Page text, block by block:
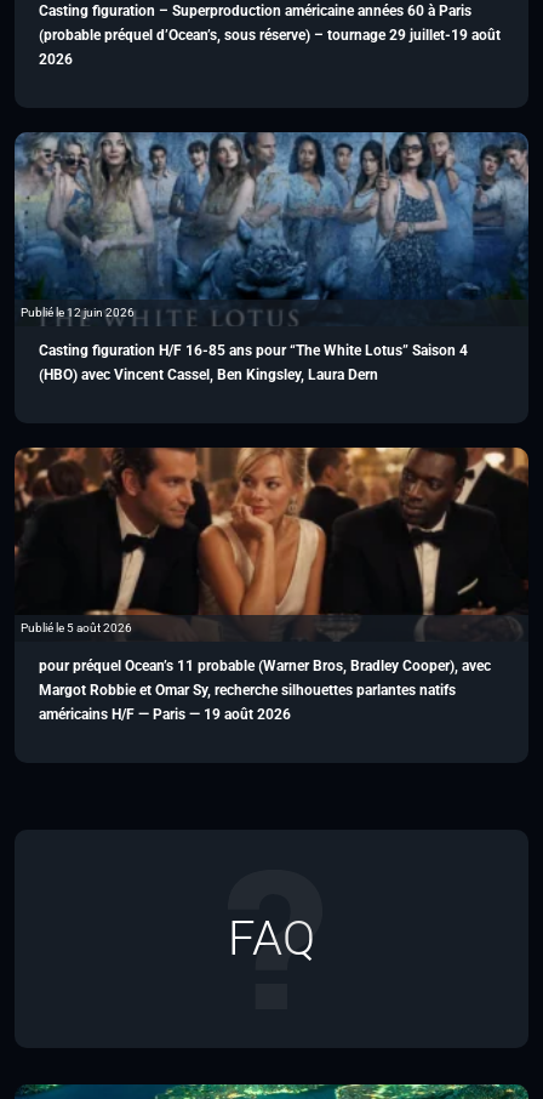
Casting figuration – Superproduction américaine années 60 à Paris
(probable préquel d’Ocean’s, sous réserve) – tournage 29 juillet-19 août
2026
Publié le 12 juin 2026
Casting figuration H/F 16-85 ans pour “The White Lotus” Saison 4
(HBO) avec Vincent Cassel, Ben Kingsley, Laura Dern
Publié le 5 août 2026
pour préquel Ocean’s 11 probable (Warner Bros, Bradley Cooper), avec
Margot Robbie et Omar Sy, recherche silhouettes parlantes natifs
américains H/F — Paris — 19 août 2026
FAQ